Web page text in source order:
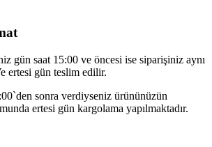
gün saat 15:00 ve öncesi ise siparişiniz aynı
ertesi gün teslim edilir.
sonra verdiyseniz ürününüzün
ertesi gün kargolama yapılmaktadır.